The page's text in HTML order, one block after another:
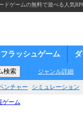
ゲームの無料で遊べる人気
フラッシュゲーム
ジャンル詳細
ンチャー シミュレーション
ゲーム